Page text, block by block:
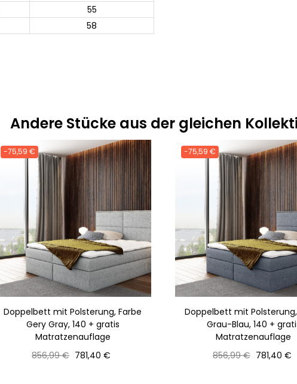
55
58
Andere Stücke aus der gleichen
-75,59 €
Doppelbett mit Polsterung, Farbe
Gery Gray, 140 + gratis
Matratzenauflage
Normaler
856,99 € Preis
781,40 €
-75,59 €
Doppelbett mit
Grau-Blau, 140 +
Matratzenauflage
Normaler
856,99 € Preis
781,40 €